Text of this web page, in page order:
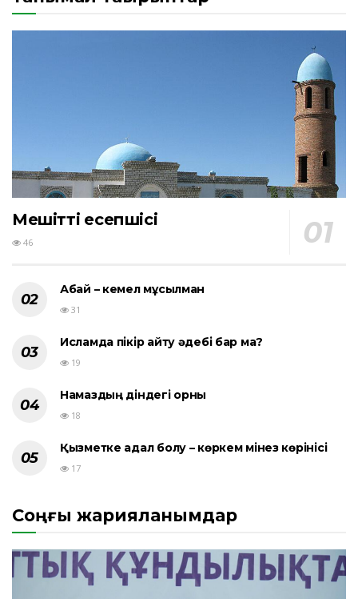
Мешіттің есепшісі
46
Абай – кемел мұсылман
31
Исламда пікір айту әдебі бар ма?
19
Намаздың діндегі орны
18
Қызметке адал болу – көркем мінез көрінісі
17
Соңғы жарияланымдар